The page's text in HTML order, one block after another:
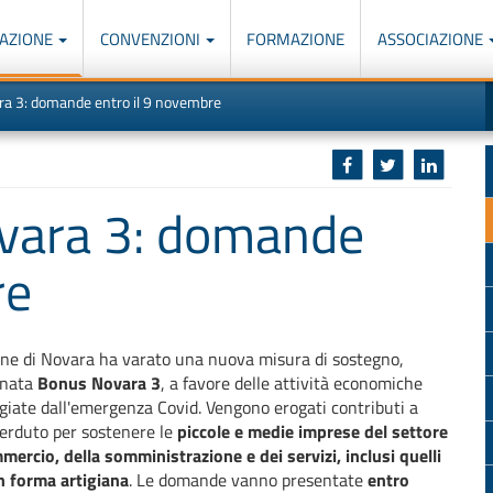
CONVENZIONI FORMAZIONE ASSOCIAZIONE
3: domande entro il 9 novembre
3: domande
di Novara ha varato una nuova misura di sostegno,
Bonus Novara 3, a favore delle attività economiche
dall'emergenza Covid. Vengono erogati contributi a
per sostenere le piccole e medie imprese del settore
della somministrazione e dei servizi, inclusi quelli
forma artigiana. Le domande vanno presentateentro